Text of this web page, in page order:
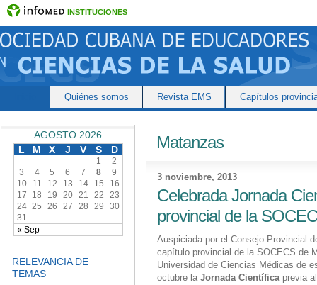
INSTITUCIONES
Quiénes somos Revista EMS Capítulos
Matanzas
3 noviembre, 2013
Celebrada Jornada
provincial de la
Auspiciada por el Consejo Provincial
capítulo provincial de la SOCECS de
Universidad de Ciencias Médicas de
octubre laJornada Científicaprevia
AGOSTO 2026
L
M X J V S D
« Sep
1
2
3
4 5 6 7 8
9
10
11 12 13 14 15
16
17
18 19 20 21 22
23
24 25 26 27 28 29
30
31
RELEVANCIA DE
TEMAS